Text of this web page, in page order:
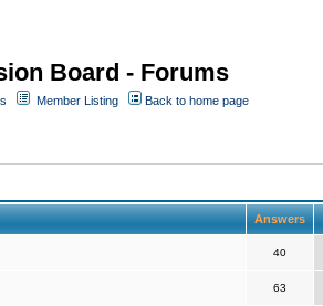
Board - Forums
Member Listing Back to home page
Answers
40
63